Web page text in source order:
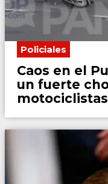
Policiales
Caos en el
un fuerte
motociclistas